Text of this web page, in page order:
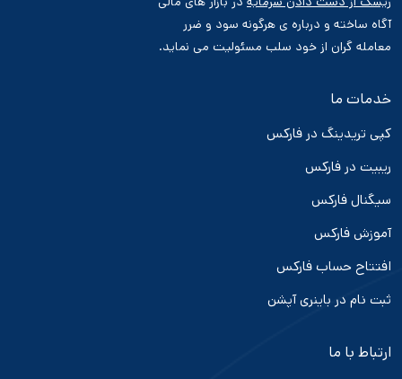
آگاه ساخته و درباره ی هرگونه سود و ضرر
معامله گران از خود سلب مسئولیت می نماید.
خدمات ما
کپی تریدینگ در فارکس
ریبیت در فارکس
سیگنال فارکس
آموزش فارکس
افتتاح حساب فارکس
ثبت نام در باینری آپشن
ارتباط با ما